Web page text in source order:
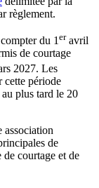
règlement.
du 1 eravril
de courtage
2027. Les
cette période
plus tard le 20
association
de
de courtage et de